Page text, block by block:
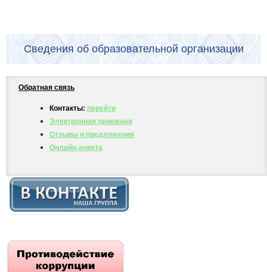
Сведения об образовательной организации
Обратная связь
Контакты: перейти
Электронная приемная
Отзывы и предложения
Онлайн-анкета